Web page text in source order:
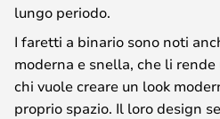
lungo periodo.
I faretti a binario sono noti
moderna e snella, che li
chi vuole creare un look
proprio spazio. Il loro design